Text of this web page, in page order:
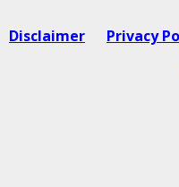
Disclaimer
Privacy